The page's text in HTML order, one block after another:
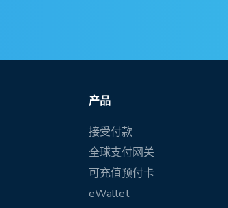
产品
接受付款
全球支付网关
可充值预付卡
eWallet